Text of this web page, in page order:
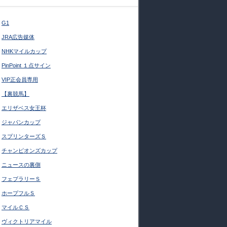
G1
JRA広告媒体
NHKマイルカップ
PinPoint １点サイン
VIP正会員専用
【裏競馬】
エリザベス女王杯
ジャパンカップ
スプリンターズＳ
チャンピオンズカップ
ニュースの裏側
フェブラリーＳ
ホープフルＳ
マイルＣＳ
ヴィクトリアマイル